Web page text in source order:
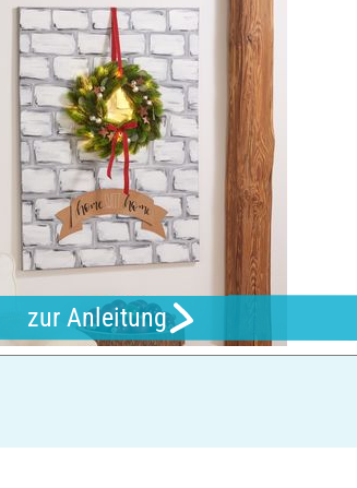
zur Anleitung